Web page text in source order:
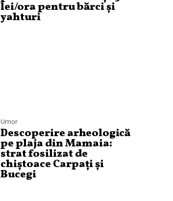
lei/ora pentru bărci și
yahturi
Umor
Descoperire arheologică
pe plaja din Mamaia:
strat fosilizat de
chiștoace Carpați și
Bucegi